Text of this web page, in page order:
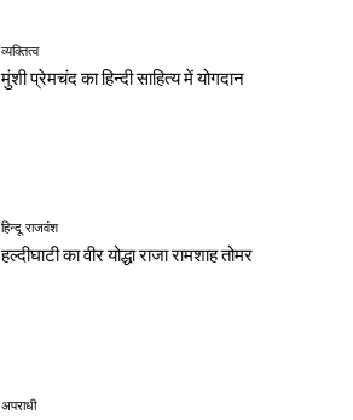
व्यक्तित्व
मुंशी प्रेमचंद का हिन्दी साहित्य में योगदान
हिन्दू राजवंश
हल्दीघाटी का वीर योद्धा राजा रामशाह तोमर
अपराधी